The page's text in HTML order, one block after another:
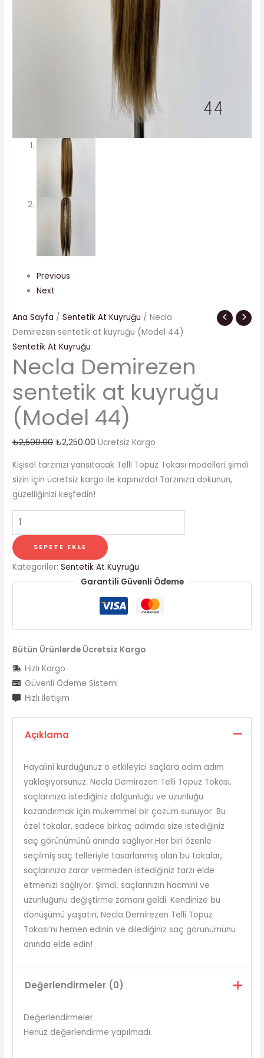
Previous
Next
Ana Sayfa /Sentetik At Kuyruğu / Necla
Demirezen sentetik at kuyruğu (Model 44)
Sentetik At Kuyruğu
Necla Demirezen
sentetik at kuyruğu
(Model 44)
₺2,500.00 ₺2,250.00 Ücretsiz Kargo
Kişisel tarzınızı yansıtacak Telli Topuz Tokası modelleri şimdi
sizin için ücretsiz kargo ile kapınızda! Tarzınıza dokunun,
güzelliğinizi keşfedin!
SEPETE EKLE
Kategoriler:Sentetik At Kuyruğu
Garantili Güvenli Ödeme
Bütün Ürünlerde Ücretsiz Kargo
Hızlı Kargo
Güvenli Ödeme Sistemi
Hızlı İletişim
Açıklama
Hayalini kurduğunuz o etkileyici saçlara adım adım
yaklaşıyorsunuz. Necla Demirezen Telli Topuz Tokası,
saçlarınıza istediğiniz dolgunluğu ve uzunluğu
kazandırmak için mükemmel bir çözüm sunuyor. Bu
özel tokalar, sadece birkaç adımda size istediğiniz
saç görünümünü anında sağlıyor.Her biri özenle
seçilmiş saç telleriyle tasarlanmış olan bu tokalar,
saçlarınıza zarar vermeden istediğiniz tarzı elde
etmenizi sağlıyor. Şimdi, saçlarınızın hacmini ve
uzunluğunu değiştirme zamanı geldi. Kendinize bu
dönüşümü yaşatın, Necla Demirezen Telli Topuz
Tokası’nı hemen edinin ve dilediğiniz saç görünümünü
anında elde edin!
Değerlendirmeler (0)
Değerlendirmeler
Henüz değerlendirme yapılmadı.